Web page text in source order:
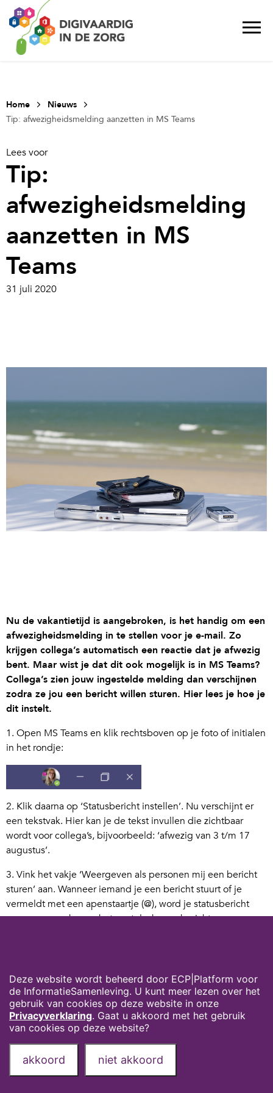
Home
Nieuws
Tip: afwezigheidsmelding aanzetten in MS Teams
Lees voor
Tip:
afwezigheidsmelding
aanzetten in MS
Teams
31 juli 2020
Nu de vakantietijd is aangebroken, is het handig om een
afwezigheidsmelding in te stellen voor je e-mail. Zo
krijgen collega’s automatisch een reactie dat je afwezig
bent. Maar wist je dat dit ook mogelijk is in MS Teams?
Collega’s zien jouw ingestelde melding dan verschijnen
zodra ze jou een bericht willen sturen. Hier lees je hoe je
dit instelt.
1. Open MS Teams en klik rechtsboven op je foto of initialen
in het rondje:
2. Klik daarna op ‘Statusbericht instellen’. Nu verschijnt er
een tekstvak. Hier kan je de tekst invullen die zichtbaar
wordt voor collega’s, bijvoorbeeld: ‘afwezig van 3 t/m 17
augustus’.
3. Vink het vakje ‘Weergeven als personen mij een bericht
sturen’ aan. Wanneer iemand je een bericht stuurt of je
vermeldt met een apenstaartje (@), word je statusbericht
weergegeven boven het opstelvak voor berichten.
daarna ‘aangepast’ om de exacte datum in te stellen tot
wanneer het statusbericht moet verschijnen.
Privacyverklaring
Over deze website
Onze partners
Contact
Deze website wordt beheerd door ECP|Platform voor
de InformatieSamenleving. U kunt meer lezen over het
gebruik van cookies op deze website in onze
Privacyverklaring. Gaat u akkoord met het gebruik
van cookies op deze website?
akkoord niet akkoord